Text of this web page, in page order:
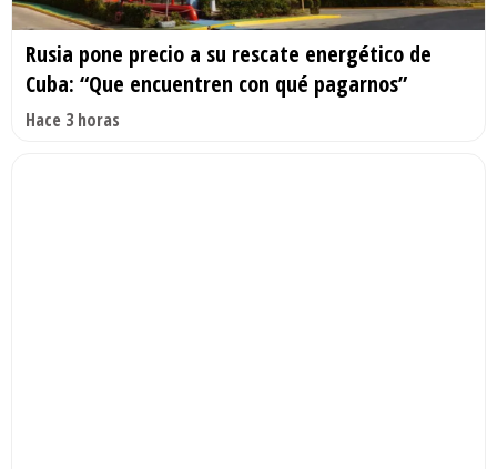
Rusia pone precio a su rescate energético de
Cuba: “Que encuentren con qué pagarnos”
Hace 3 horas